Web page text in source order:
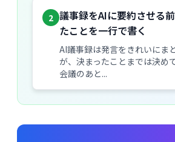
2 議事録をAIに要約させる
たことを一行で書く
AI議事録は発言をきれいにま
が、決まったことまでは決め
会議のあと...